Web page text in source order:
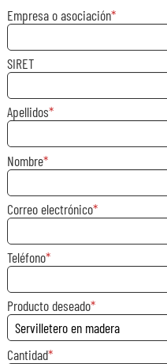
Empresa o asociación
SIRET
Apellidos
Nombre
Correo electrónico
Teléfono
Producto deseado
Cantidad